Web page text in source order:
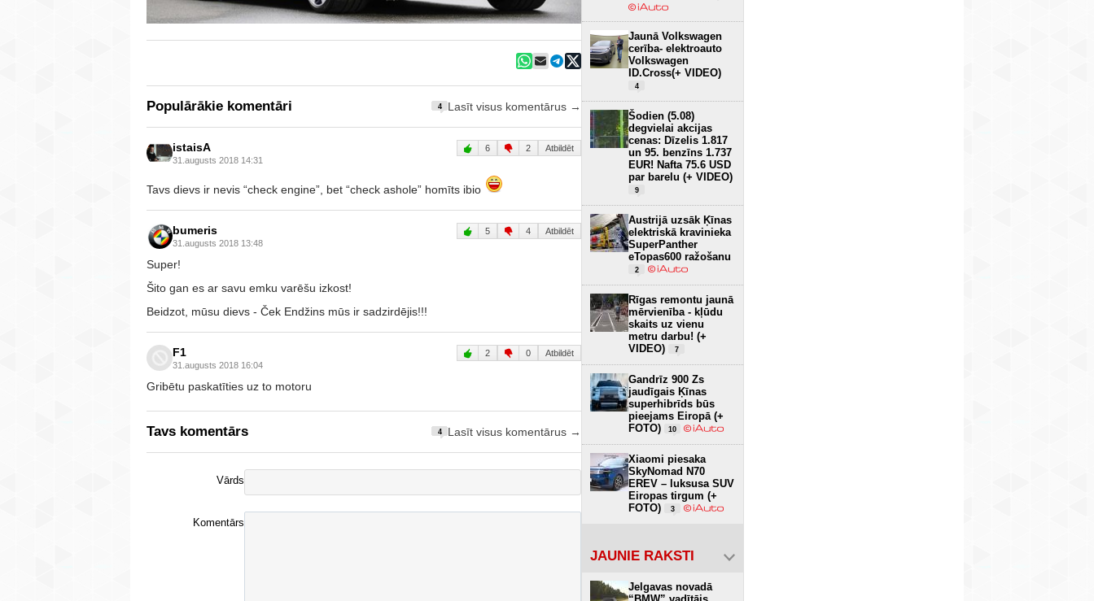
Populārākie komentāri 4 Lasīt visus komentārus →
istaisA
31.augusts 2018 14:31
6 2 Atbildēt
Tavs dievs ir nevis “check engine”, bet “check ashole” homīts ibio
bumeris
31.augusts 2018 13:48
5 4 Atbildēt
Super!
Šito gan es ar savu emku varēšu izkost!
Beidzot, mūsu dievs - Ček Endžins mūs ir sadzirdējis!!!
F1
31.augusts 2018 16:04
2 0 Atbildēt
Gribētu paskatīties uz to motoru
Tavs komentārs 4 Lasīt visus komentārus →
Vārds
Komentārs
Jaunā Volkswagen
cerība- elektroauto
Volkswagen
ID.Cross(+ VIDEO)
4
Šodien (5.08)
degvielai akcijas
cenas: Dīzelis 1.817
un 95. benzīns 1.737
EUR! Nafta 75.6 USD
par barelu (+ VIDEO)
9
Austrijā uzsāk Ķīnas
elektriskā kravinieka
SuperPanther
eTopas600 ražošanu
2
Rīgas remontu jaunā
mērvienība - kļūdu
skaits uz vienu
metru darbu! (+
VIDEO)
7
Gandrīz 900 Zs
jaudīgais Ķīnas
superhibrīds būs
pieejams Eiropā (+
FOTO)
10
Xiaomi piesaka
SkyNomad N70
EREV – luksusa SUV
Eiropas tirgum (+
FOTO)
3
JAUNIE RAKSTI
Jelgavas novadā